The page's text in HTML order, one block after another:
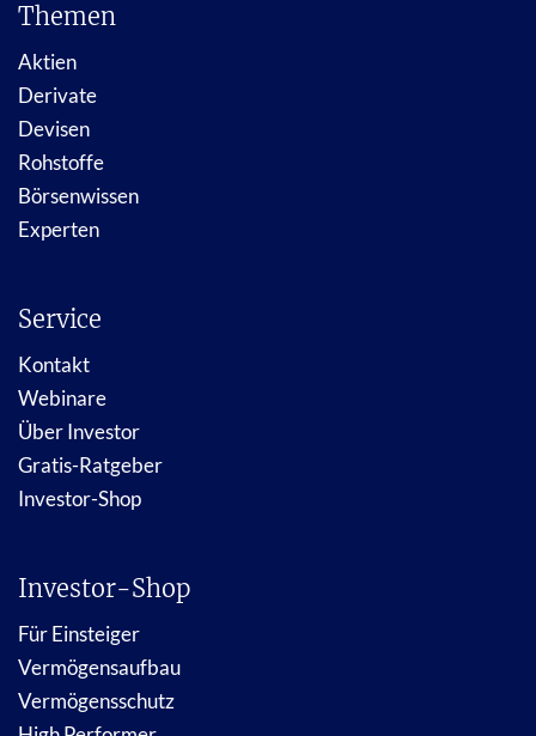
Themen
Aktien
Derivate
Devisen
Rohstoffe
Börsenwissen
Experten
Service
Kontakt
Webinare
Über Investor
Gratis-Ratgeber
Investor-Shop
Investor-Shop
Für Einsteiger
Vermögensaufbau
Vermögensschutz